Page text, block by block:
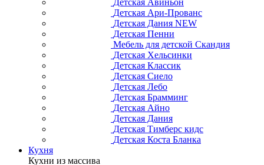
Детская Ари-Прованс
Детская Дания NEW
Детская Пенни
Мебель для детской Скандия
Детская Хельсинки
Детская Классик
Детская Сиело
Детская Лебо
Детская Брамминг
Детская Айно
Детская Дания
Детская Тимберс кидс
Детская Коста Бланка
Кухня
Кухни из массива